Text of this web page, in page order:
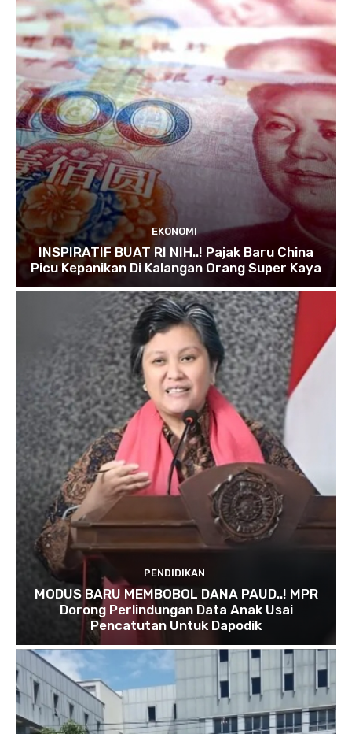
EKONOMI
INSPIRATIF BUAT RI NIH..! Pajak Baru China
Picu Kepanikan Di Kalangan Orang Super Kaya
PENDIDIKAN
MODUS BARU MEMBOBOL DANA PAUD..! MPR
Dorong Perlindungan Data Anak Usai
Pencatutan Untuk Dapodik